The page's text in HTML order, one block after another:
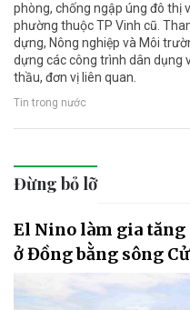
phòng, chống ngập úng đô thị
phường thuộc TP Vinh cũ.
dựng, Nông nghiệp và Môi
dựng các công trình dân dụng
thầu, đơn vị liên quan.
Tin trong nước
Đừng bỏ lỡ
El Nino làm gia tăng
ở Đồng bằng sông